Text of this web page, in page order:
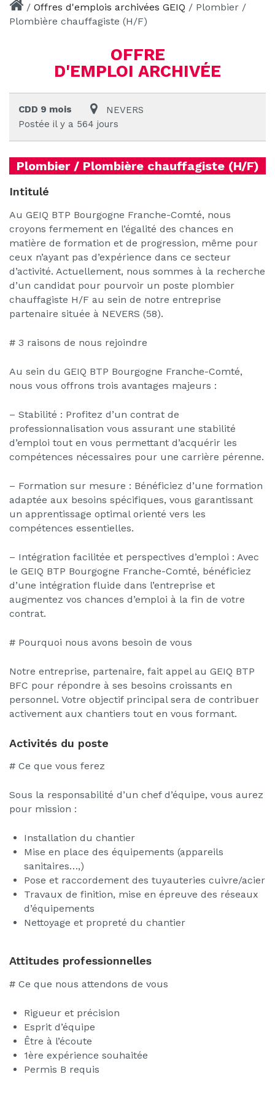
/ Offres d'emplois archivées GEIQ / Plombier /
Plombière chauffagiste (H/F)
OFFRE
D'EMPLOI ARCHIVÉE
CDD 9 mois
NEVERS
Postée il y a 564 jours
Plombier / Plombière chauffagiste (H/F)
Intitulé
Au GEIQ BTP Bourgogne Franche-Comté, nous
croyons fermement en l’égalité des chances en
matière de formation et de progression, même pour
ceux n’ayant pas d’expérience dans ce secteur
d’activité. Actuellement, nous sommes à la recherche
d’un candidat pour pourvoir un poste plombier
chauffagiste H/F au sein de notre entreprise
partenaire située à NEVERS (58).
# 3 raisons de nous rejoindre
Au sein du GEIQ BTP Bourgogne Franche-Comté,
nous vous offrons trois avantages majeurs :
– Stabilité : Profitez d’un contrat de
professionnalisation vous assurant une stabilité
d’emploi tout en vous permettant d’acquérir les
compétences nécessaires pour une carrière pérenne.
– Formation sur mesure : Bénéficiez d’une formation
adaptée aux besoins spécifiques, vous garantissant
un apprentissage optimal orienté vers les
compétences essentielles.
– Intégration facilitée et perspectives d’emploi : Avec
le GEIQ BTP Bourgogne Franche-Comté, bénéficiez
d’une intégration fluide dans l’entreprise et
augmentez vos chances d’emploi à la fin de votre
contrat.
# Pourquoi nous avons besoin de vous
Notre entreprise, partenaire, fait appel au GEIQ BTP
BFC pour répondre à ses besoins croissants en
personnel. Votre objectif principal sera de contribuer
activement aux chantiers tout en vous formant.
Activités du poste
# Ce que vous ferez
Sous la responsabilité d’un chef d’équipe, vous aurez
pour mission :
Installation du chantier
Mise en place des équipements (appareils
sanitaires…,)
Pose et raccordement des tuyauteries cuivre/acier
Travaux de finition, mise en épreuve des réseaux
d’équipements
Nettoyage et propreté du chantier
Attitudes professionnelles
# Ce que nous attendons de vous
Rigueur et précision
Esprit d’équipe
Être à l’écoute
1ère expérience souhaitée
Permis B requis